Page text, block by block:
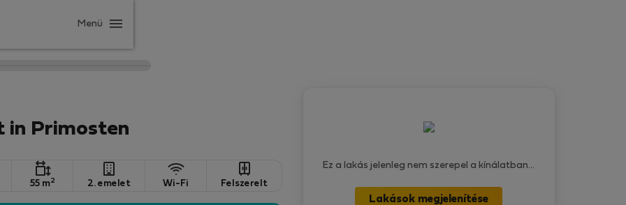
Menü
in Primosten
55 m2 2. emelet Wi-Fi Felszerelt
Ez a lakás jelenleg nem szerepel a kínálatban...
Lakások megjelenítése